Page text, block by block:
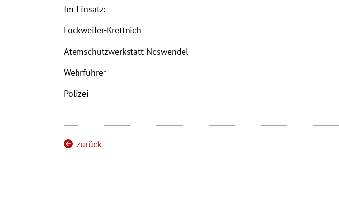
Im Einsatz:
Lockweiler-Krettnich
Atemschutzwerkstatt Noswendel
Wehrführer
Polizei
zurück